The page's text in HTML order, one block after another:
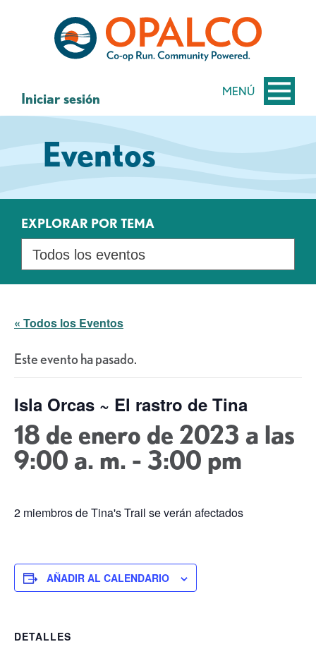
contenido
MENÚ
Iniciar sesión
Eventos
EXPLORAR POR TEMA
« Todos los Eventos
Este evento ha pasado.
Isla Orcas ~ El rastro de Tina
18 de enero de 2023 a las
9:00 a. m. - 3:00 pm
2 miembros de Tina's Trail se verán afectados
AÑADIR AL CALENDARIO
DETALLES